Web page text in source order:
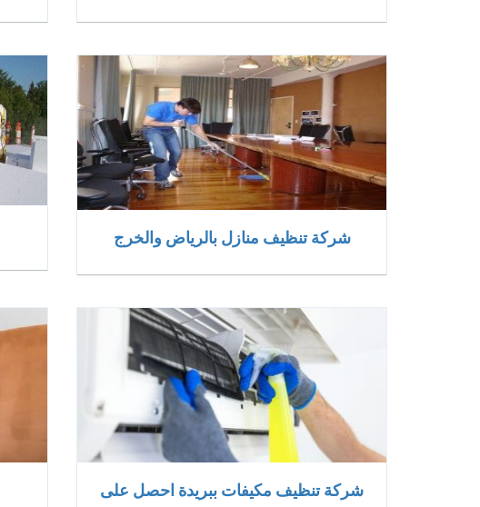
شركة تنظيف منازل بالرياض والخرج
شركة تنظيف مكيفات ببريدة احصل على